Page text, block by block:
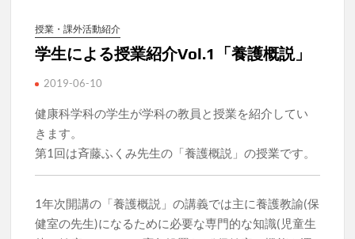
が、Journal of Translational Medicine （2026年7月27
日）に掲載されました
「環境衛生実習」の授業で株式会社メイワパックスの工場
8/9,22にオープンキャンパスを開催します！
授業・課外活動紹介
学生による授業紹介Vol.1「養護概説」
2019-06-10
健康科学科の学生が学科の教員と授業を紹介してい
きます。
第1回は斉藤ふくみ先生の「養護概説」の授業です。
1年次開講の「養護概説」の講義では主に養護教諭(保
健室の先生)になるために必要な専門的な知識(児童生